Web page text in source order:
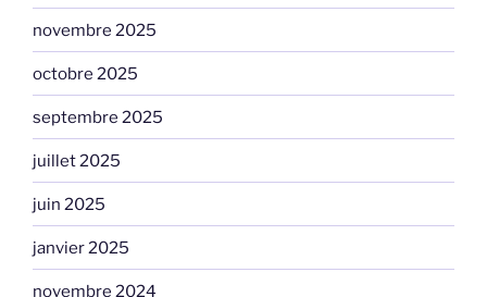
novembre 2025
octobre 2025
septembre 2025
juillet 2025
juin 2025
janvier 2025
novembre 2024